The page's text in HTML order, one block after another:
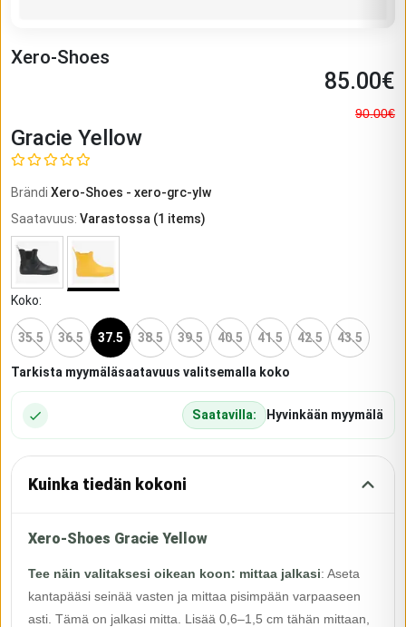
Xero-Shoes
85.00€
90.00€
Gracie Yellow
Brändi Xero-Shoes - xero-grc-ylw
Saatavuus: Varastossa (1 items)
Koko:
35.5 36.5 37.5 38.5 39.5 40.5 41.5 42.5 43.5
Tarkista myymäläsaatavuus valitsemalla koko
Saatavilla: Hyvinkään myymälä
Kuinka tiedän kokoni
Xero-Shoes Gracie Yellow
Tee näin valitaksesi oikean koon: mittaa jalkasi: Aseta
kantapääsi seinää vasten ja mittaa pisimpään varpaaseen
asti. Tämä on jalkasi mitta. Lisää 0,6–1,5 cm tähän mittaan,